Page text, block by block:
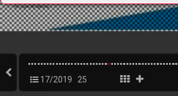
17/2019 25